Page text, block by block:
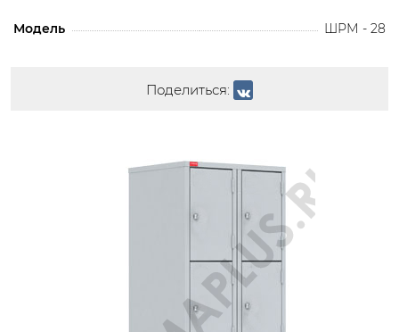
Модель ШРМ - 28
Поделиться: